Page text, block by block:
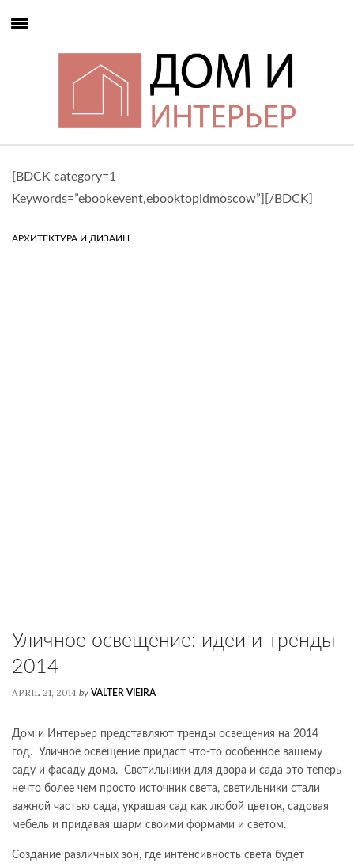
[BDCK category=1
Keywords=”ebookevent,ebooktopidmoscow”][/BDCK]
АРХИТЕКТУРА И ДИЗАЙН
Уличное освещение: идеи и тренды
2014
APRIL 21, 2014 by VALTER VIEIRA
Дом и Интерьер представляют тренды освещения на 2014
год. Уличное освещение придаст что-то особенное вашему
саду и фасаду дома. Светильники для двора и сада это теперь
нечто более чем просто источник света, светильники стали
важной частью сада, украшая сад как любой цветок, садовая
мебель и придавая шарм своими формами и светом.
Создание различных зон, где интенсивность света будет